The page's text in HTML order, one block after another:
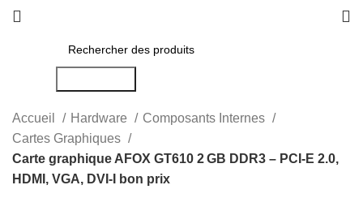
Accueil Hardware
Composants Internes
Cartes Graphiques
Carte graphique AFOX GT610 2 GB DDR3 – PCI‑E 2.0,
HDMI, VGA, DVI‑I bon prix